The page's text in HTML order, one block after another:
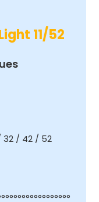
11/52
32 / 42 / 52